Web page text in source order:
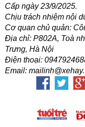
Cấp ngày 23/9/2025.
Chịu trách nhiệm nội
Cơ quan chủ quản:
Địa chỉ: P802A, Toà
Trưng, Hà Nội
Điện thoại:
Email: